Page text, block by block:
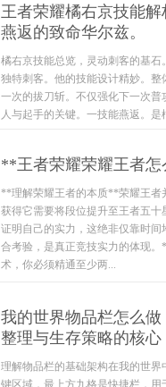
王者荣耀橘右京技能
燕返的致命华尔兹。
橘右京技能总览，灵动刺客的基
独特刺客。他的技能设计精妙。
一次的拔刀斩。不仅强化下一次
人与起手的关键。一技能燕返。
**王者荣耀荣耀王者
**理解荣耀王者的本质**荣耀王者
获得它需要将段位提升至王者五
证明自己的实力，这绝非仅靠时
合考验，是真正竞技实力的体现
术，你必须精通至少两...
我的世界物品栏怎么
整理与生存策略的核心
理解物品栏的基础架构在我的世
键区域，最上方九格是快捷栏，